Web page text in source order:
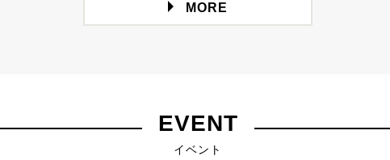
MORE
EVENT
イベント